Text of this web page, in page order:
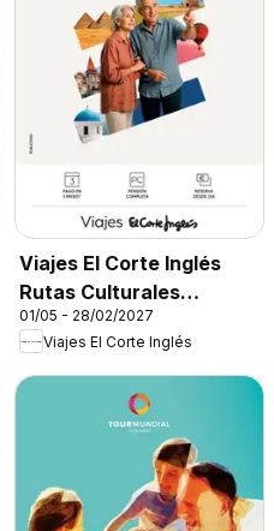
Viajes El Corte Inglés
Rutas Culturales
Cantabria
01/05 - 28/02/2027
Viajes El Corte Inglés